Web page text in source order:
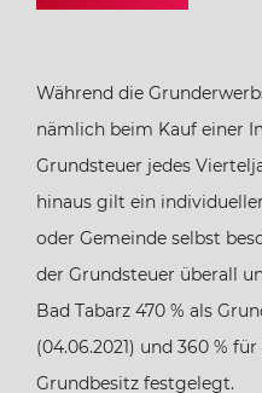
Berlin
Brandenburg
Bremen
Hamburg
Während die
nämlich beim Kauf einer
Grundsteuer jedes
hinaus gilt ein
oder Gemeinde selbst
der Grundsteuer überall
Bad Tabarz 470 % als
(04.06.2021) und 360 %
Grundbesitz festgelegt.